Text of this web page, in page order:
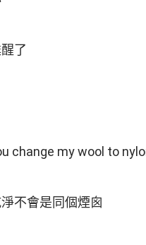
了
change my wool to
不會是同個煙囪